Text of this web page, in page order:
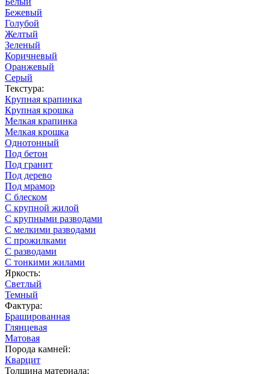
Бежевый
Голубой
Желтый
Зеленый
Коричневый
Оранжевый
Серый
Текстура:
Крупная крапинка
Крупная крошка
Мелкая крапинка
Мелкая крошка
Однотонный
Под бетон
Под гранит
Под дерево
Под мрамор
С блеском
С крупной жилой
С крупными разводами
С мелкими разводами
С прожилками
С разводами
С тонкими жилами
Яркость:
Светлый
Темный
Фактура:
Брашированная
Глянцевая
Матовая
Порода камней:
Кварцит
Толщина материала: